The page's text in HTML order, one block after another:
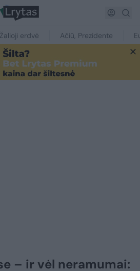
Žalioji erdvė Ačiū, Prezidente
– ir vėl neramumai: